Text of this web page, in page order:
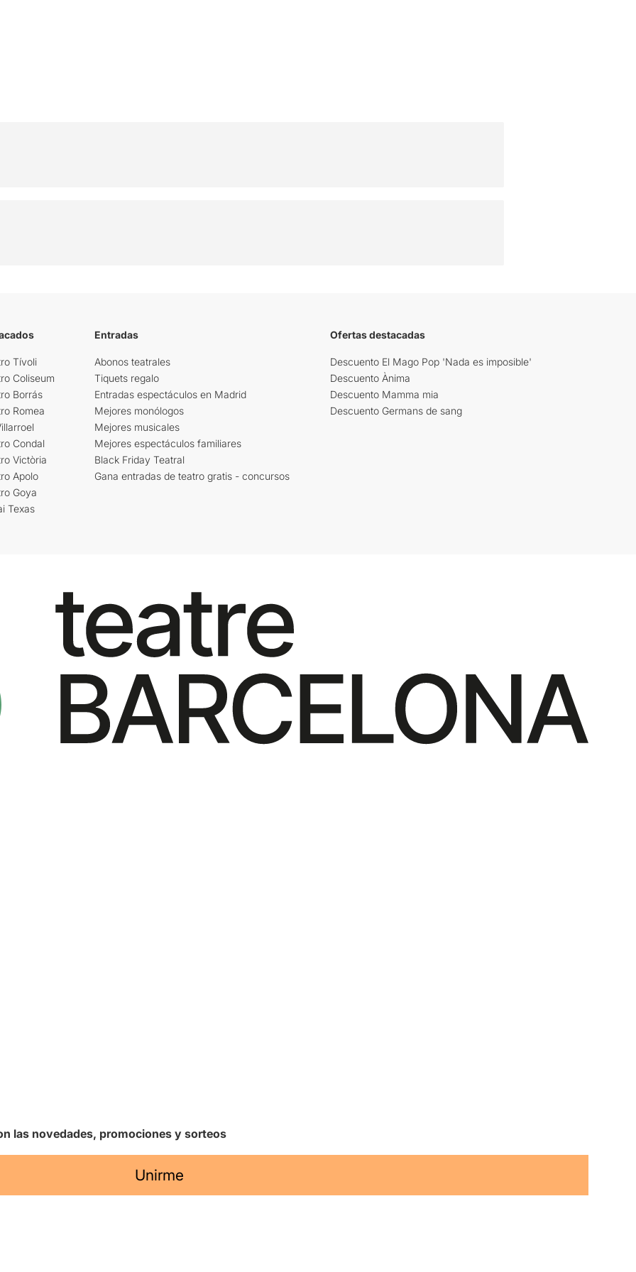
Tívoli
Coliseum
Borrás
Romea
Condal
Victòria
Apolo
Goya
Texas
Entradas
Abonos teatrales
Tiquets regalo
Entradas espectáculos en Madrid
Mejores monólogos
Mejores musicales
Mejores espectáculos familiares
Black Friday Teatral
Gana entradas de teatro gratis - concursos
Ofertas destacadas
Descuento El Mago Pop 'Nada es imposible'
Descuento Ànima
Descuento Mamma mia
Descuento Germans de sang
las novedades, promociones y sorteos
Unirme